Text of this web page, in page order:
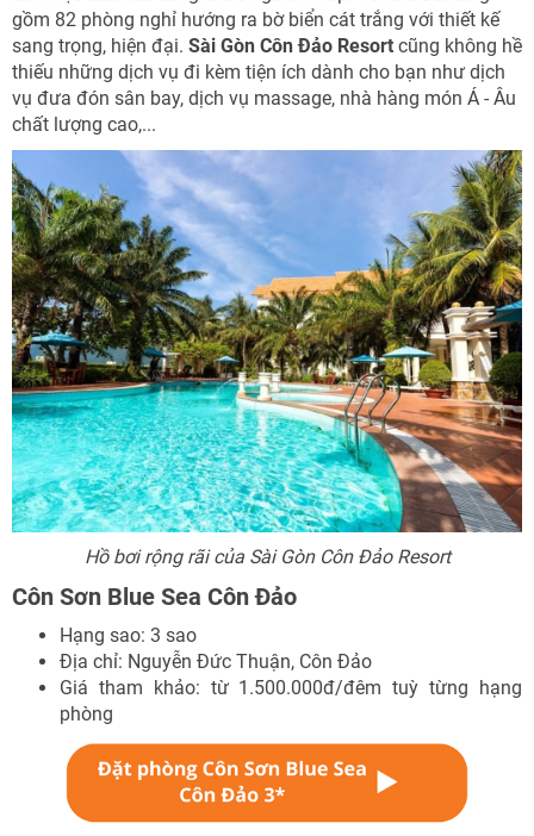
gồm 82 phòng nghỉ hướng ra bờ biển cát trắng với thiết kế
sang trọng, hiện đại. Sài Gòn Côn Đảo Resort cũng không hề
thiếu những dịch vụ đi kèm tiện ích dành cho bạn như dịch
vụ đưa đón sân bay, dịch vụ massage, nhà hàng món Á - Âu
chất lượng cao,...
Hồ bơi rộng rãi của Sài Gòn Côn Đảo Resort
Côn Sơn Blue Sea Côn Đảo
Hạng sao: 3 sao
Địa chỉ: Nguyễn Đức Thuận, Côn Đảo
Giá tham khảo: từ 1.500.000đ/đêm tuỳ từng hạng
phòng